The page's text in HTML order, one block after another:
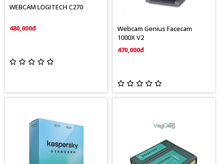
WEBCAM LOGITECH C270
480,000đ
Webcam Genius Facecam
1000X V2
470,000đ